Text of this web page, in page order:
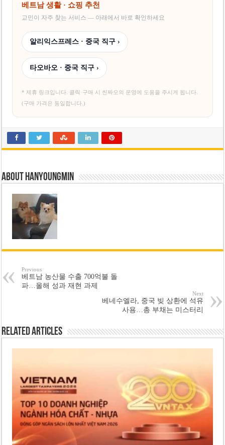
베트남 생활 · 쇼핑 추천
교민이 자주 찾는 서비스 — 아래에서 바로 확인하세요
알리익스프레스 · 중국 직구 ›
타오바오 · 중국 직구 ›
* 제휴 링크입니다. 클릭·구매 시 씬짜오의 운영에 도움을 주시게 됩니다.
(구매 가격은 동일합니다.)
About hanyoungmin
Previous
베트남 농산물 수출 700억불 돌
파…올해 성과 재현 과제
Next
베네수엘라, 중국 빚 상환에 석유
사용…총 부채는 미스터리
Related Articles